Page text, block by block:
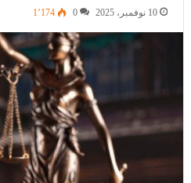
10 نوفمبر، 2025 0 1٬174